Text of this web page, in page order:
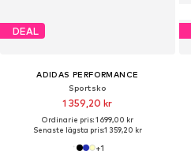
DEAL
ADIDAS PERFORMANCE
Sportsko
1 359,20 kr
Ordinarie pris: 1 699,00 kr
Senaste lägsta pris:1 359,20 kr
+1